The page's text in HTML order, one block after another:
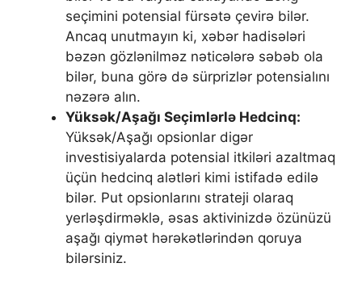
seçimini potensial fürsətə çevirə bilər.
Ancaq unutmayın ki, xəbər hadisələri
bəzən gözlənilməz nəticələrə səbəb ola
bilər, buna görə də sürprizlər potensialını
nəzərə alın.
Yüksək/Aşağı Seçimlərlə Hedcinq:
Yüksək/Aşağı opsionlar digər
investisiyalarda potensial itkiləri azaltmaq
üçün hedcinq alətləri kimi istifadə edilə
bilər. Put opsionlarını strateji olaraq
yerləşdirməklə, əsas aktivinizdə özünüzü
aşağı qiymət hərəkətlərindən qoruya
bilərsiniz.